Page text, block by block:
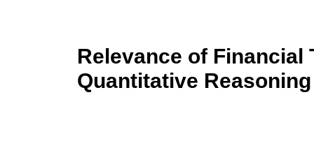
Relevance of Financial
Quantitative